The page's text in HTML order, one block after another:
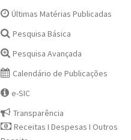
Últimas Matérias Publicadas
Pesquisa Básica
Pesquisa Avançada
Calendário de Publicações
e-SIC
Transparência
Receitas I Despesas I Outros